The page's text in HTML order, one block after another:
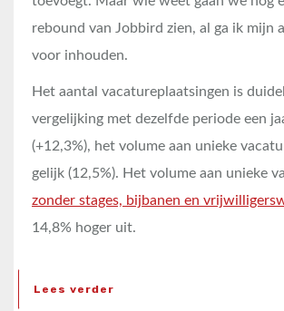
rebound van Jobbird zien, al ga ik mijn
voor inhouden.
Het aantal vacatureplaatsingen is
vergelijking met dezelfde periode een
(+12,3%), het volume aan unieke
gelijk (12,5%). Het volume aan unieke
zonder stages, bijbanen en
14,8% hoger uit.
Lees verder